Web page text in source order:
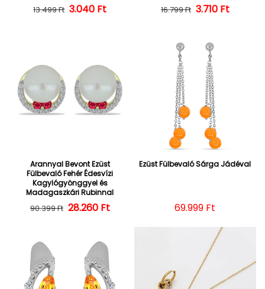
Normál ár
13.499 Ft Kedvezményes ár
3.040 Ft Normál ár
16.799 Ft 3.710 Ft
Arannyal Bevont Ezüst
Fülbevaló Fehér Édesvízi
Kagylógyönggyel és
Madagaszkári Rubinnal
Normál ár
90.399 Ft Kedvezményes ár
28.260 Ft
Ezüst Fülbevaló Sárga Jádéval
Normál ár
69.999 Ft